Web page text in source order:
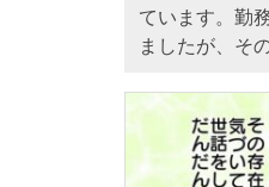
ています。勤
ましたが、そ